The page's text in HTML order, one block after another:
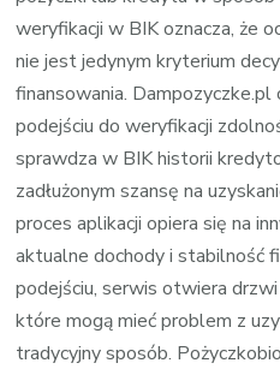
weryfikacji w BIK oznacza, że
nie jest jedynym kryterium
finansowania. Dampozyczke.pl
podejściu do weryfikacji
sprawdza w BIK historii
zadłużonym szansę na
proces aplikacji opiera się na
aktualne dochody i stabilność
podejściu, serwis otwiera
które mogą mieć problem z
tradycyjny sposób.